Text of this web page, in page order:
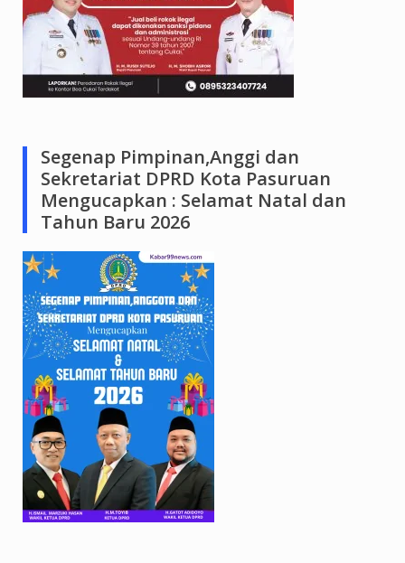
Segenap Pimpinan,Anggi dan
Sekretariat DPRD Kota Pasuruan
Mengucapkan : Selamat Natal dan
Tahun Baru 2026